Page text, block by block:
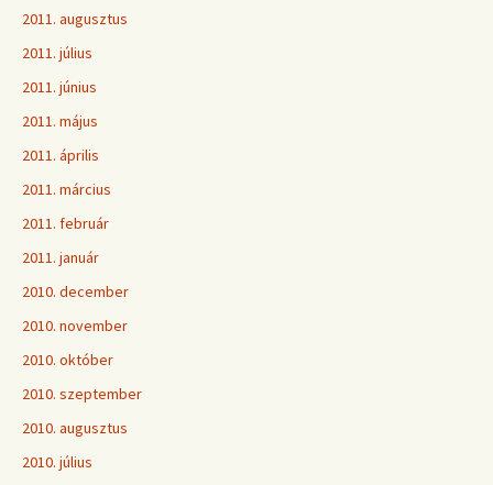
2011. augusztus
2011. július
2011. június
2011. május
2011. április
2011. március
2011. február
2011. január
2010. december
2010. november
2010. október
2010. szeptember
2010. augusztus
2010. július